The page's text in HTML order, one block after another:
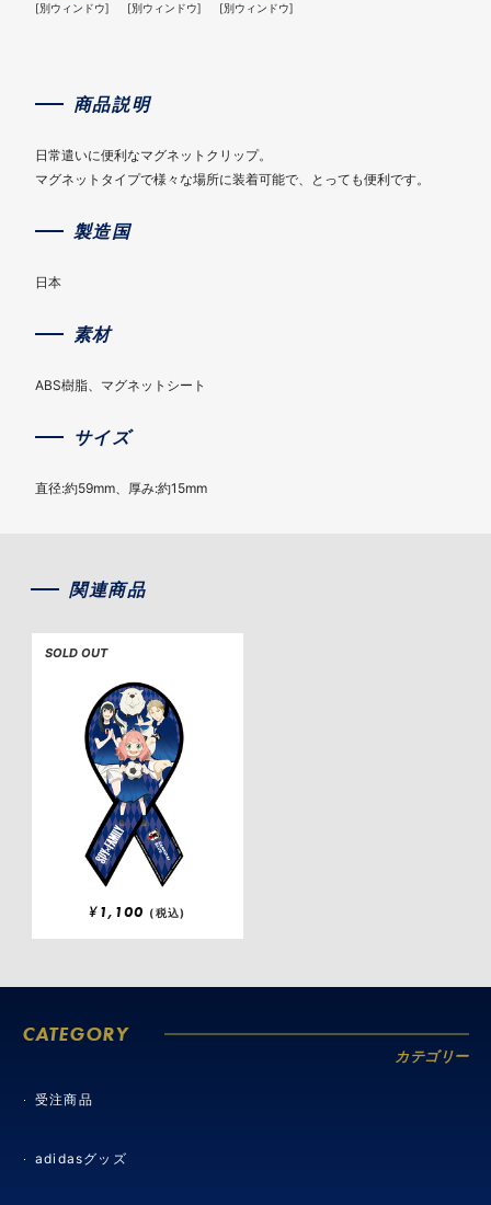
[別ウィンドウ] [別ウィンドウ] [別ウィンドウ]
商品説明
日常遣いに便利なマグネットクリップ。
マグネットタイプで様々な場所に装着可能で、とっても便利です。
製造国
日本
素材
ABS樹脂、マグネットシート
サイズ
直径:約59mm、厚み:約15mm
関連商品
SOLD OUT
¥1,100 (税込)
CATEGORY
カテゴリー
受注商品
adidasグッズ